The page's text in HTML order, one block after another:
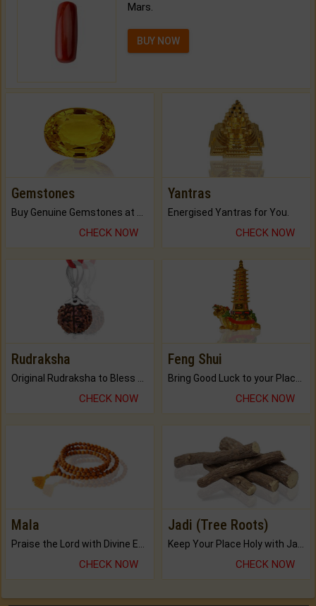
Mars.
BUY NOW
Gemstones
CHECK NOW
Yantras
Energised Yantras for You.
CHECK NOW
Rudraksha
CHECK NOW
Feng Shui
CHECK NOW
Mala
CHECK NOW
Jadi (Tree Roots)
CHECK NOW